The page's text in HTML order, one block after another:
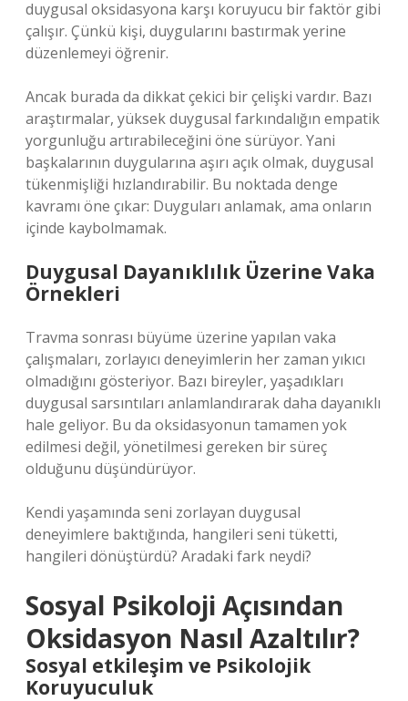
duygusal oksidasyona karşı koruyucu bir faktör gibi
çalışır. Çünkü kişi, duygularını bastırmak yerine
düzenlemeyi öğrenir.
Ancak burada da dikkat çekici bir çelişki vardır. Bazı
araştırmalar, yüksek duygusal farkındalığın empatik
yorgunluğu artırabileceğini öne sürüyor. Yani
başkalarının duygularına aşırı açık olmak, duygusal
tükenmişliği hızlandırabilir. Bu noktada denge
kavramı öne çıkar: Duyguları anlamak, ama onların
içinde kaybolmamak.
Duygusal Dayanıklılık Üzerine Vaka
Örnekleri
Travma sonrası büyüme üzerine yapılan vaka
çalışmaları, zorlayıcı deneyimlerin her zaman yıkıcı
olmadığını gösteriyor. Bazı bireyler, yaşadıkları
duygusal sarsıntıları anlamlandırarak daha dayanıklı
hale geliyor. Bu da oksidasyonun tamamen yok
edilmesi değil, yönetilmesi gereken bir süreç
olduğunu düşündürüyor.
Kendi yaşamında seni zorlayan duygusal
deneyimlere baktığında, hangileri seni tüketti,
hangileri dönüştürdü? Aradaki fark neydi?
Sosyal Psikoloji Açısından
Oksidasyon Nasıl Azaltılır?
Sosyal etkileşim ve Psikolojik
Koruyuculuk